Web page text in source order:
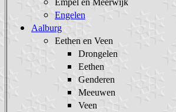
Engelen
Aalburg
Eethen en Veen
Drongelen
Eethen
Genderen
Meeuwen
Veen